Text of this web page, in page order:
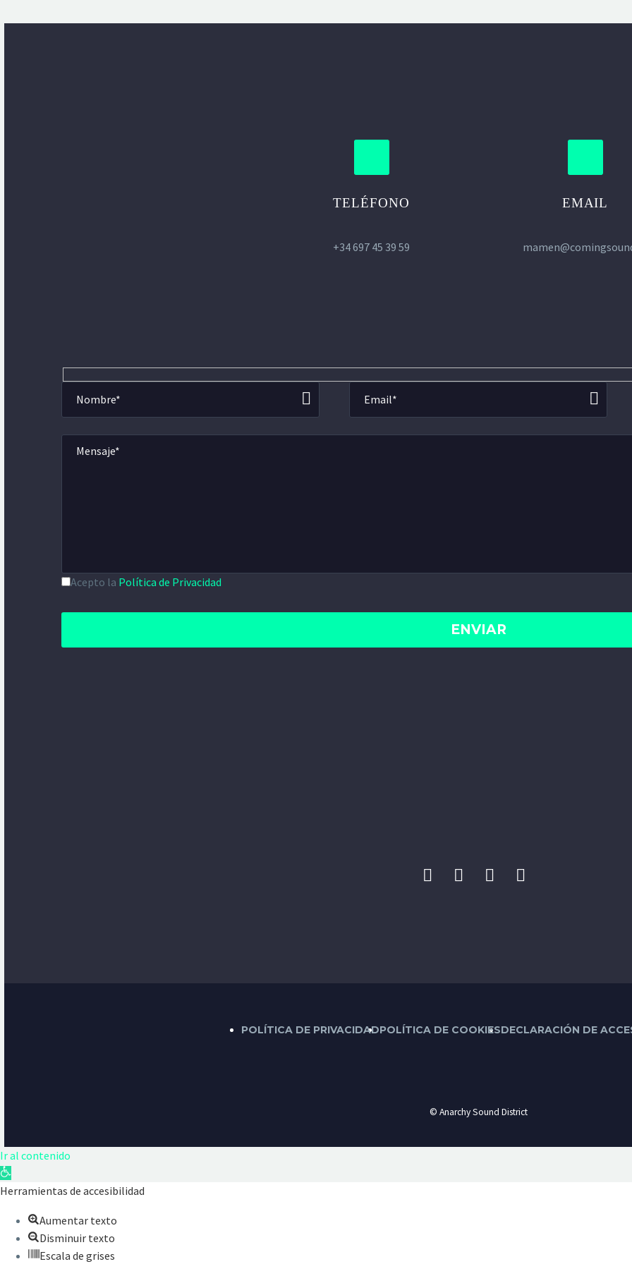
TELÉFONO
+34 697 45 39 59
EMAIL
Acepto la Política de Privacidad
POLÍTICA DE PRIVACIDADPOLÍTICA DE COOKIESDECLARACIÓN DE
© Anarchy Sound District
Ir al contenido
Abrir
barra
herramientas
Herramientas de accesibilidad
Aumentar texto
Disminuir texto
Escala de grises